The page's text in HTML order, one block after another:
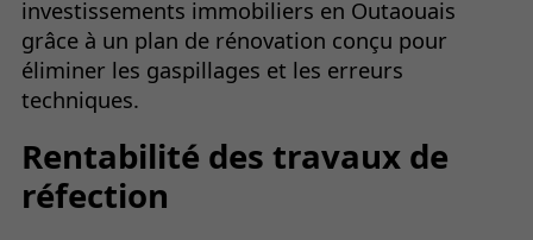
investissements immobiliers en Outaouais
grâce à un plan de rénovation conçu pour
éliminer les gaspillages et les erreurs
techniques.
Rentabilité des travaux de
réfection